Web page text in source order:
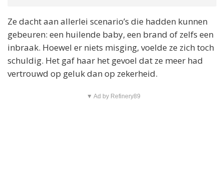
Ze dacht aan allerlei scenario’s die hadden kunnen
gebeuren: een huilende baby, een brand of zelfs een
inbraak. Hoewel er niets misging, voelde ze zich toch
schuldig. Het gaf haar het gevoel dat ze meer had
vertrouwd op geluk dan op zekerheid.
▼ Ad by Refinery89